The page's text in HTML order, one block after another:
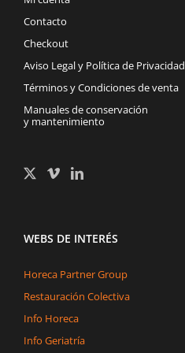
Contacto
Checkout
Aviso Legal y Política de Privacidad
Términos y Condiciones de venta
Manuales de conservación
y mantenimiento
WEBS DE INTERÉS
Horeca Partner Group
Restauración Colectiva
Info Horeca
Info Geriatría